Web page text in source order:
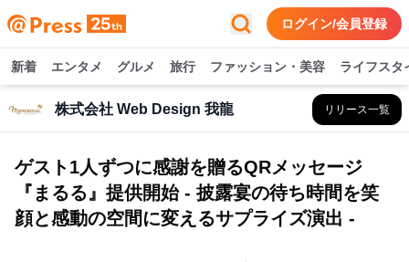
ログイン/会員登録
新着 エンタメ グルメ 旅行 ファッション・美容 ライフスタ
株式会社 Web Design 我龍 リリース一覧
ゲスト1人ずつに感謝を贈るQRメッセージ
『まるる』提供開始 - 披露宴の待ち時間を笑
顔と感動の空間に変えるサプライズ演出 -